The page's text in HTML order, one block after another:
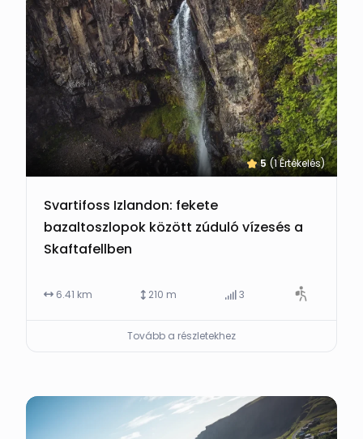
5 (1 Értékelés)
Svartifoss Izlandon: fekete
bazaltoszlopok között zúduló vízesés a
Skaftafellben
6.41 km 210 m 3
Tovább a részletekhez